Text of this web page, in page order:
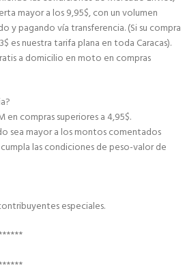
mayor a los 9,95$, con un volumen
y pagando vía transferencia. (Si su compra
es nuestra tarifa plana en toda Caracas).
a domicilio en moto en compras
en compras superiores a 4,95$.
sea mayor a los montos comentados
las condiciones de peso-valor de
especiales.